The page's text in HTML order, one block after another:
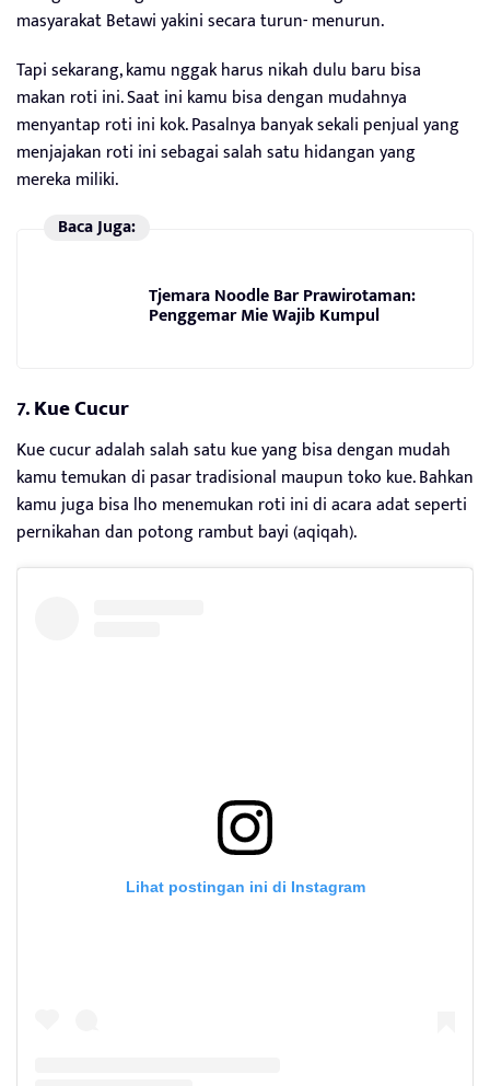
masyarakat Betawi yakini secara turun- menurun.
Tapi sekarang, kamu nggak harus nikah dulu baru bisa
makan roti ini. Saat ini kamu bisa dengan mudahnya
menyantap roti ini kok. Pasalnya banyak sekali penjual yang
menjajakan roti ini sebagai salah satu hidangan yang
mereka miliki.
Baca Juga:
Tjemara Noodle Bar Prawirotaman:
Penggemar Mie Wajib Kumpul
7.Kue Cucur
Kue cucur adalah salah satu kue yang bisa dengan mudah
kamu temukan di pasar tradisional maupun toko kue. Bahkan
kamu juga bisa lho menemukan roti ini di acara adat seperti
pernikahan dan potong rambut bayi (aqiqah).
Lihat postingan ini di Instagram